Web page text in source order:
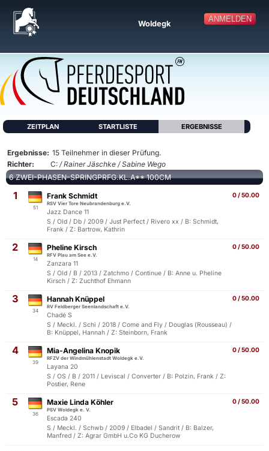
ANMELDEN
Woldegk
ZEITPLAN STARTLISTE ERGEBNISSE
Ergebnisse: 15 Teilnehmer in dieser Prüfung.
Richter:
C: / Rainer Jäschke / Sabine Wego
6 ZWEI-PHASEN-SPRINGPRFG.KL.A** 100CM
1
51
0 / 50.00
Frank Schmidt
RSV Vier Tore Neubrandenburg e.V.
Jazz Dance 11
S / Old / Db / 2009 / Just Perfect / Rivero xx / B: Schmidt,
Frank / Z: Bartrow, Kathrin
2
14
0 / 50.00
Pheline Kirsch
RFV Plau am See e.V.
Zanzara 11
S / Old / B / 2013 / Zatchmo / Continue / B: Anne u. Pheline
Kirsch / Z: Zuchthof Ehmann
3
34
0 / 50.00
Hannah Knüppel
RV Feldberger Seenlandschaft e.V.
Chadé S
S / Meckl. / Schi / 2018 / Come and Fly / Douglas (Rousseau) /
B: Knüppel, Hannah / Z: Steinborn, Frank
4
39
0 / 50.00
Mia-Angelina Knopik
RFZV der Windmühlenstadt Woldegk e.V.
Layana 20
S / OS / B / 2011 / Leviscal / Converter / B: Polzin, Frank / Z:
Postier, Rene
5
36
0 / 50.00
Maxie Linda Köhler
PSV Woldegk e. V.
Escada 240
S / Meckl. / Schwb / 2009 / Elbadel / Sandrit / B: Balzer,
Manfred / Z: Agrar GmbH u.Co KG Ducherow